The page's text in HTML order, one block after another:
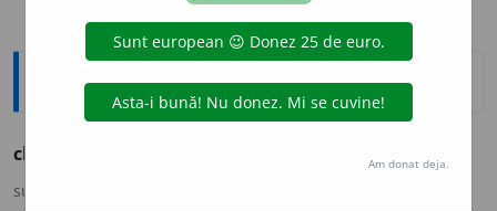
Ortografice DOOM
chiftea
sursa:
Am donat deja.